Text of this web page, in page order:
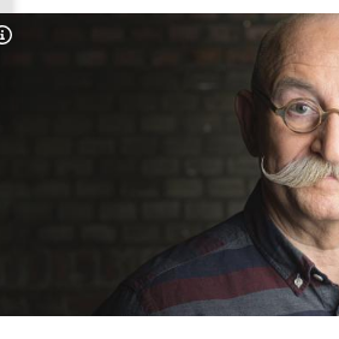
Copyright-Hinweis öffnen/schließen